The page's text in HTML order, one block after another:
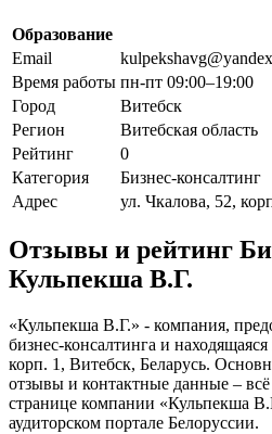
Образование
Email
Время работы пн-пт 09:00–19:00
Город
Витебск
Регион
Витебская область
Рейтинг
0
Категория
Бизнес-консалтинг
Адрес
ул. Чкалова, 52,
Отзывы и рейтинг
Кульпекша В.Г.
«Кульпекша В.Г.» - компания,
бизнес-консалтинга и
корп. 1, Витебск, Беларусь.
отзывы и контактные данные –
странице компании «Кульпекша
аудиторском портале Белоруссии.